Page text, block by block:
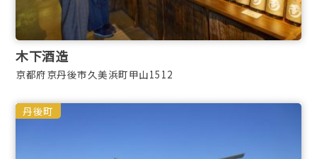
木下酒造
京都府京丹後市久美浜町甲山1512
丹後町